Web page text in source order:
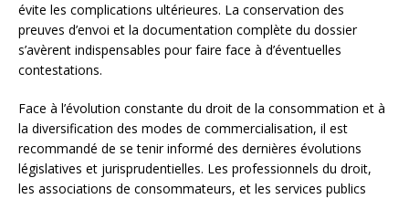
évite les complications ultérieures. La conservation des
preuves d’envoi et la documentation complète du dossier
s’avèrent indispensables pour faire face à d’éventuelles
contestations.
Face à l’évolution constante du droit de la consommation et à
la diversification des modes de commercialisation, il est
recommandé de se tenir informé des dernières évolutions
législatives et jurisprudentielles. Les professionnels du droit,
les associations de consommateurs, et les services publics